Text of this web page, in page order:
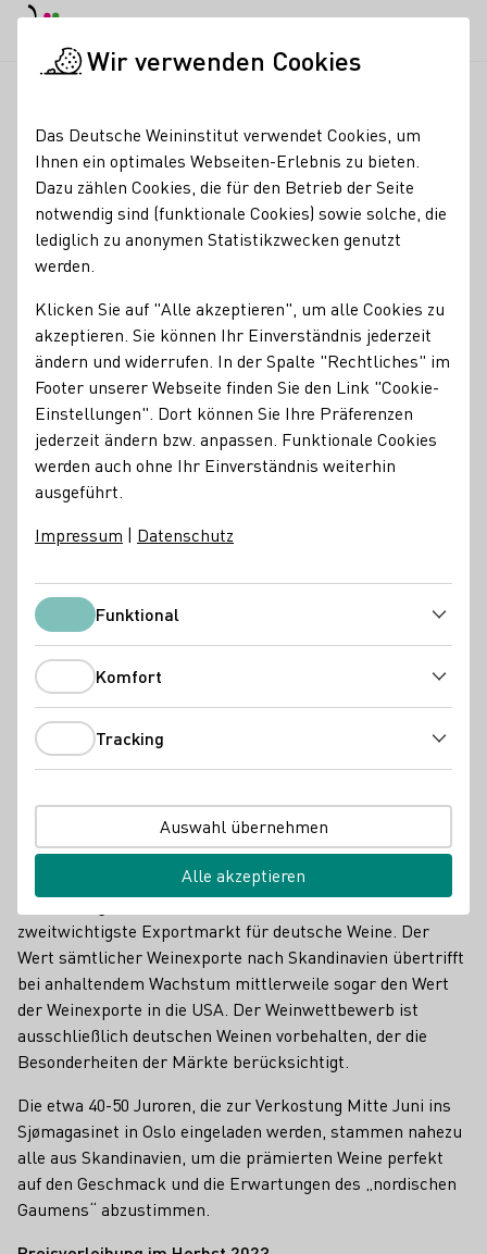
Wettbewerb: Mundus
Vini Goes Nordic
02.05.23
Weine in Skandinavien weiter zu fördern, organisiert das
Deutsche Weininstitut (DWI) in Zusammenarbeit mit dem
Meininger Verlag im Juni 2023 zum zweiten Mal nach 2019
den Weinwettbewerb Mundus Vini Nordic.
Branchennews
Skandinavien übertrifft Weinexport-Wert der USA
Der norwegische Weinmarkt ist nach den USA der
zweitwichtigste Exportmarkt für deutsche Weine. Der
Wert sämtlicher Weinexporte nach Skandinavien übertrifft
bei anhaltendem Wachstum mittlerweile sogar den Wert
der Weinexporte in die USA. Der Weinwettbewerb ist
ausschließlich deutschen Weinen vorbehalten, der die
Besonderheiten der Märkte berücksichtigt.
Die etwa 40-50 Juroren, die zur Verkostung Mitte Juni ins
Sjømagasinet in Oslo eingeladen werden, stammen nahezu
alle aus Skandinavien, um die prämierten Weine perfekt
auf den Geschmack und die Erwartungen des „nordischen
Gaumens“ abzustimmen.
Wir verwenden Cookies
Das Deutsche Weininstitut verwendet Cookies, um
Ihnen ein optimales Webseiten-Erlebnis zu bieten.
Dazu zählen Cookies, die für den Betrieb der Seite
notwendig sind (funktionale Cookies) sowie solche, die
lediglich zu anonymen Statistikzwecken genutzt
werden.
Klicken Sie auf "Alle akzeptieren", um alle Cookies zu
akzeptieren. Sie können Ihr Einverständnis jederzeit
ändern und widerrufen. In der Spalte "Rechtliches" im
Footer unserer Webseite finden Sie den Link "Cookie-
Einstellungen". Dort können Sie Ihre Präferenzen
jederzeit ändern bzw. anpassen. Funktionale Cookies
werden auch ohne Ihr Einverständnis weiterhin
ausgeführt.
Impressum | Datenschutz
FunktionalFunktional
Komfort
Tracking
Auswahl übernehmen
Alle akzeptieren